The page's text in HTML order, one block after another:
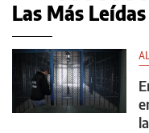
Las Más Leídas